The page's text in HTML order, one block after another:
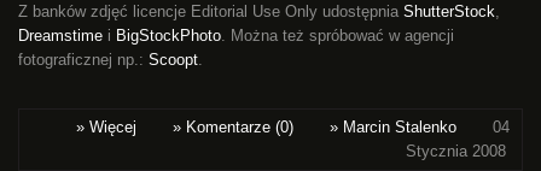
Z banków zdjęć licencje Editorial Use Only udostępnia ShutterStock
Dreamstime i BigStockPhoto . Można też spróbować w agencji
fotograficznej np.: Scoopt
» Więcej » Komentarze (0) » Marcin Stalenko
04
Stycznia 2008